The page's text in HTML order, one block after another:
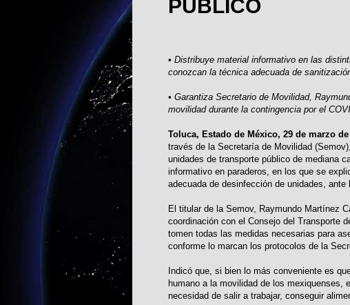
PÚBLICO
• Distribuye material informativo en las
conozcan la técnica adecuada de
• Garantiza Secretario de Movilidad,
movilidad durante la contingencia por el
Toluca, Estado de México, 29 de marzo de
través de la Secretaría de Movilidad
unidades de transporte público de mediana
informativo en paraderos, en los que se
adecuada de desinfección de unidades, ante
El titular de la Semov, Raymundo Martínez
coordinación con el Consejo del Transporte
tomen todas las medidas necesarias para
conforme lo marcan los protocolos de la
Indicó que, si bien lo más conveniente es
humano a la movilidad de los mexiquenses,
necesidad de salir a trabajar, conseguir